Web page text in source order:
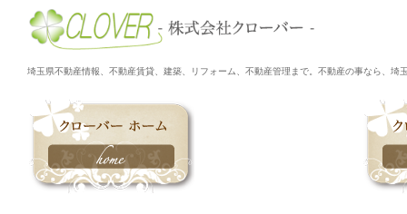
埼玉県不動産情報、不動産賃貸、建築、リフォーム、不動産管理まで。不動産の事なら、埼